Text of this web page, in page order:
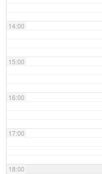
14:00
15:00
16:00
17:00
18:00